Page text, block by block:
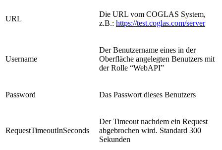
URL
Die URL vom COGLAS System,
z.B.: https://test.coglas.com/server
Username
Der Benutzername eines in der
Oberfläche angelegten Benutzers mit
der Rolle “WebAPI”
Password Das Passwort dieses Benutzers
RequestTimeoutInSeconds
Der Timeout nachdem ein Request
abgebrochen wird. Standard 300
Sekunden